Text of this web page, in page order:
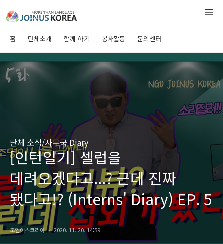
홈 단체소개 함께 하기 봉사활동 문의센터
단체 소식/사무국 Diary
[인턴일기] 셀럽을
데려오겠다고...? 근데 진짜
됐다고!? (Interns' Diary) EP. 5
조인어스코리아 2020. 11. 20. 14:59